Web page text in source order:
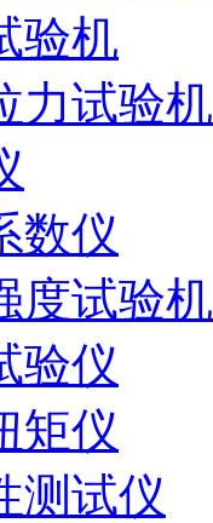
验机
力试验机
数仪
度试验机
验仪
矩仪
测试仪